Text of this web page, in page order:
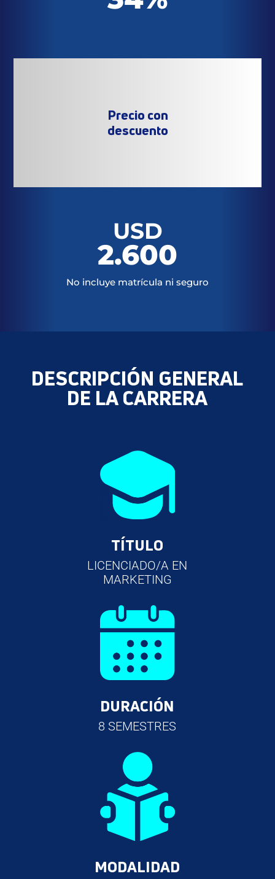
Precio con
descuento
USD
2.600
No incluye matrícula ni seguro
DESCRIPCIÓN GENERAL
DE LA CARRERA
TÍTULO
LICENCIADO/A EN
MARKETING
DURACIÓN
8 SEMESTRES
MODALIDAD